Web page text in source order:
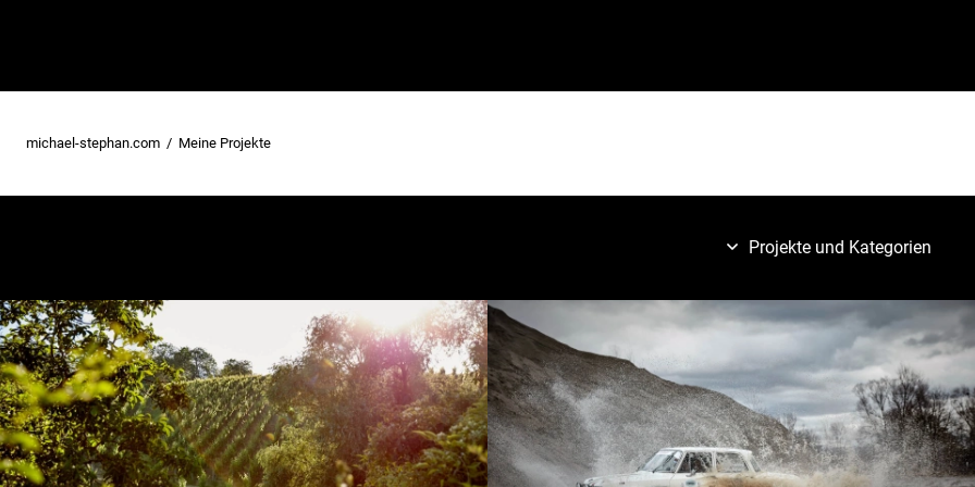
michael-stephan.com Meine Projekte
Projekte und Kategorien